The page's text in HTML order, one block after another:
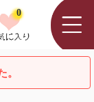
0
。